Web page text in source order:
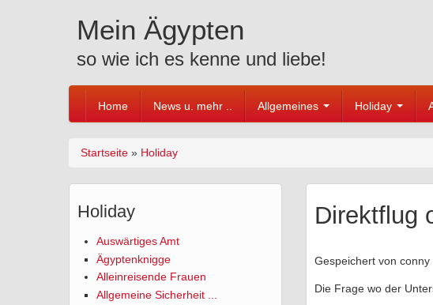
Mein Ägypten
so wie ich es kenne und liebe!
Home
News u. mehr .. Allgemeines Holiday
Sie sind hier
Startseite » Holiday
Holiday
Auswärtiges Amt
Ägyptenknigge
Alleinreisende Frauen
Allgemeine Sicherheit ...
Direktflug
Gespeichert von conny
Die Frage wo der